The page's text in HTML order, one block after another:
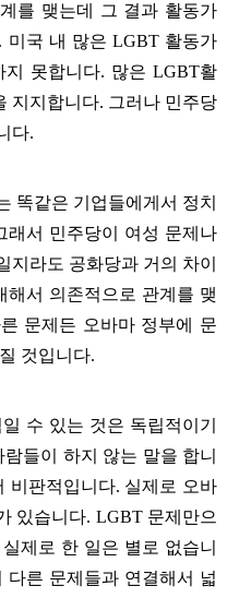
를 맺는데 그 결과 활동가
미국 내 많은 LGBT 활동가
지 못합니다. 많은 LGBT활
지지합니다. 그러나 민주당
다.
똑같은 기업들에게서 정치
래서 민주당이 여성 문제나
라도 공화당과 거의 차이
서 의존적으로 관계를 맺
문제든 오바마 정부에 문
것입니다.
수 있는 것은 독립적이기
들이 하지 않는 말을 합니
비판적입니다. 실제로 오바
있습니다. LGBT 문제만으
제로 한 일은 별로 없습니
른 문제들과 연결해서 넓